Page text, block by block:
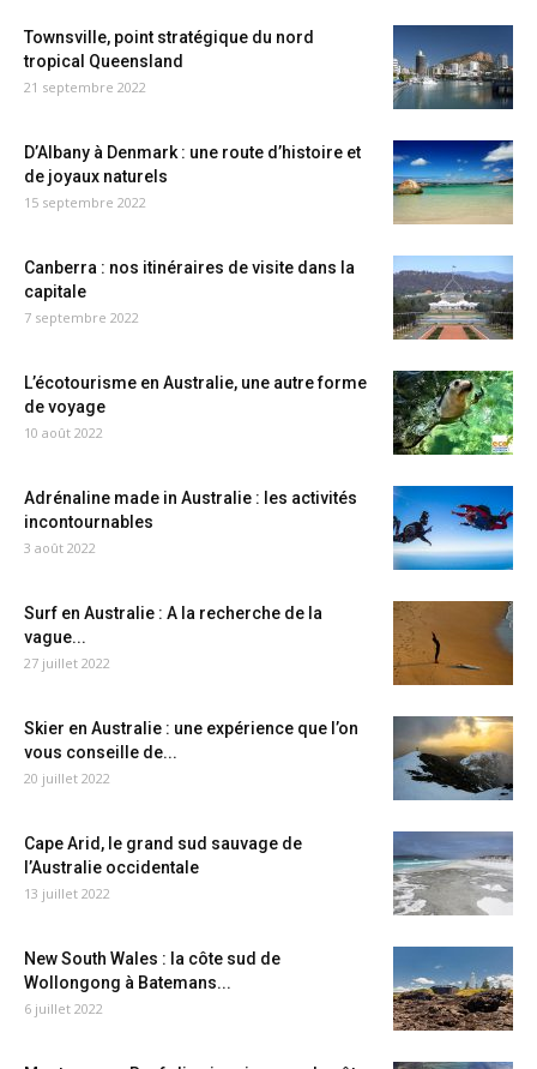
Townsville, point stratégique du nord
tropical Queensland
21 septembre 2022
D’Albany à Denmark : une route d’histoire et
de joyaux naturels
15 septembre 2022
Canberra : nos itinéraires de visite dans la
capitale
7 septembre 2022
L’écotourisme en Australie, une autre forme
de voyage
10 août 2022
Adrénaline made in Australie : les activités
incontournables
3 août 2022
Surf en Australie : A la recherche de la
vague...
27 juillet 2022
Skier en Australie : une expérience que l’on
vous conseille de...
20 juillet 2022
Cape Arid, le grand sud sauvage de
l’Australie occidentale
13 juillet 2022
New South Wales : la côte sud de
Wollongong à Batemans...
6 juillet 2022